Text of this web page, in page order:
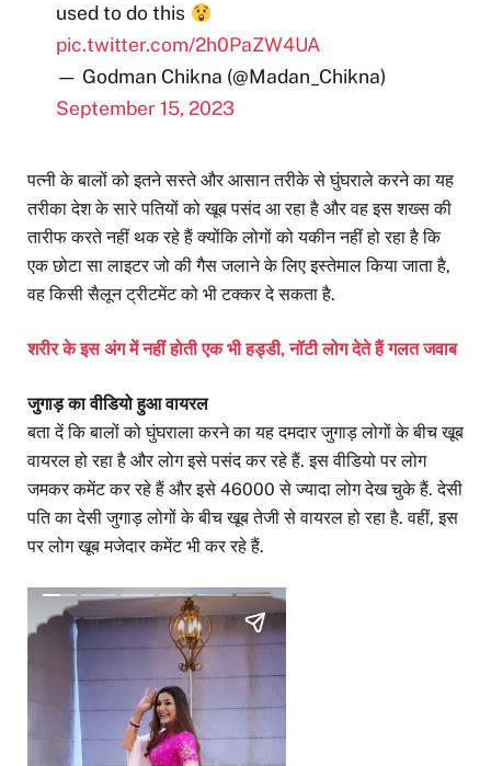
used to do this
pic.twitter.com/2h0PaZW4UA
— Godman Chikna (@Madan_Chikna)
September 15, 2023
पत्नी के बालों को इतने सस्ते और आसान तरीके से घुंघराले करने का यह
तरीका देश के सारे पतियों को खूब पसंद आ रहा है और वह इस शख्स की
तारीफ करते नहीं थक रहे हैं क्योंकि लोगों को यकीन नहीं हो रहा है कि
एक छोटा सा लाइटर जो की गैस जलाने के लिए इस्तेमाल किया जाता है,
वह किसी सैलून ट्रीटमेंट को भी टक्कर दे सकता है.
शरीर के इस अंग में नहीं होती एक भी हड्डी, नॉटी लोग देते हैं गलत जवाब
जुगाड़ का वीडियो हुआ वायरल
बता दें कि बालों को घुंघराला करने का यह दमदार जुगाड़ लोगों के बीच खूब
वायरल हो रहा है और लोग इसे पसंद कर रहे हैं. इस वीडियो पर लोग
जमकर कमेंट कर रहे हैं और इसे 46000 से ज्यादा लोग देख चुके हैं. देसी
पति का देसी जुगाड़ लोगों के बीच खूब तेजी से वायरल हो रहा है. वहीं, इस
पर लोग खूब मजेदार कमेंट भी कर रहे हैं.